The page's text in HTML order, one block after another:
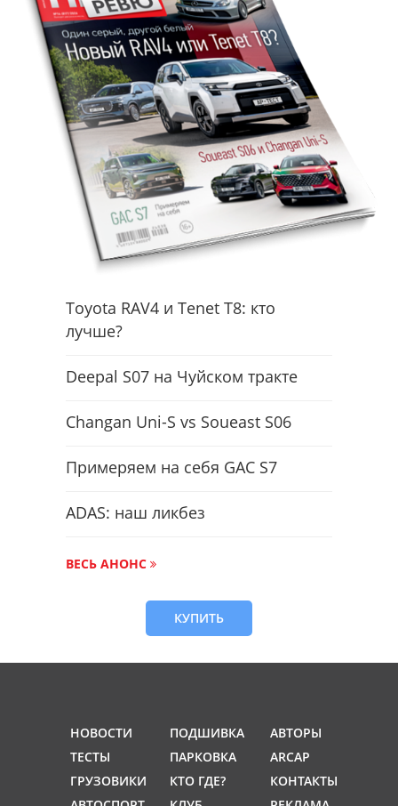
Toyota RAV4 и Tenet T8: кто
лучше?
Deepal S07 на Чуйском тракте
Changan Uni-S vs Soueast S06
Примеряем на себя GAC S7
ADAS: наш ликбез
ВЕСЬ АНОНС
КУПИТЬ
НОВОСТИ
ТЕСТЫ
ГРУЗОВИКИ
ПОДШИВКА
ПАРКОВКА
КТО ГДЕ?
АВТОРЫ
ARCAP
КОНТАКТЫ